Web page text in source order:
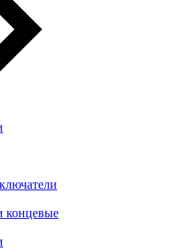
концевые